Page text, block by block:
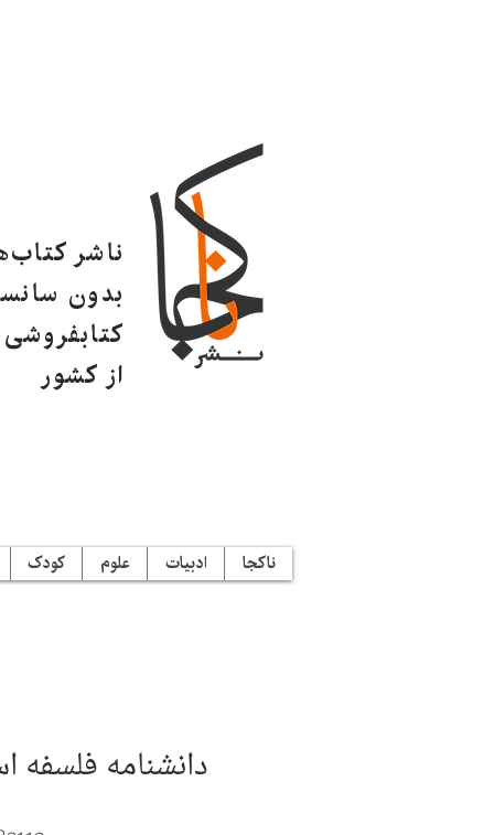
ناشر
بدون
از کشور
ناکجا ادبیات علوم کودک